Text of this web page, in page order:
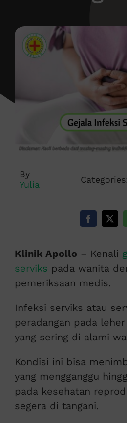
By
Yulia
Categories:
Klinik Apollo – Kenali
serviks pada wanita
pemeriksaan medis.
Infeksi serviks atau
peradangan pada
yang sering di alami
Kondisi ini bisa
yang mengganggu
pada kesehatan
segera di tangani.